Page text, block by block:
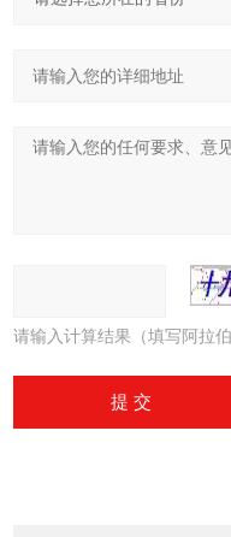
请输入计算结果（填写阿拉